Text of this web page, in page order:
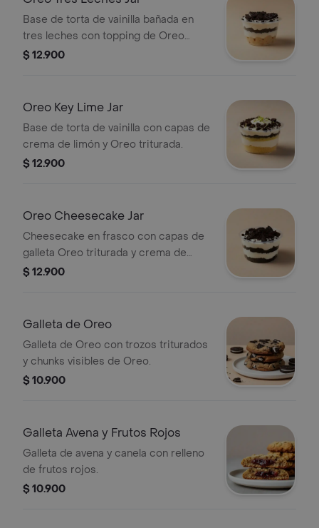
Base de torta de vainilla bañada en
tres leches con topping de Oreo
triturada.
$ 12.900
Oreo Key Lime Jar
Base de torta de vainilla con capas de
crema de limón y Oreo triturada.
$ 12.900
Oreo Cheesecake Jar
Cheesecake en frasco con capas de
galleta Oreo triturada y crema de
queso. Presentado en un envase
$ 12.900
Galleta de Oreo
Galleta de Oreo con trozos triturados
y chunks visibles de Oreo.
$ 10.900
Galleta Avena y Frutos Rojos
Galleta de avena y canela con relleno
de frutos rojos.
$ 10.900